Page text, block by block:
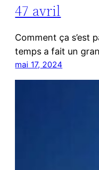
47 avril
Comment ça s’est
temps a fait un
mai 17, 2024